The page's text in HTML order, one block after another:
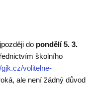
do pondělí 5. 3.
školního
volitelne-
ale není žádný důvod